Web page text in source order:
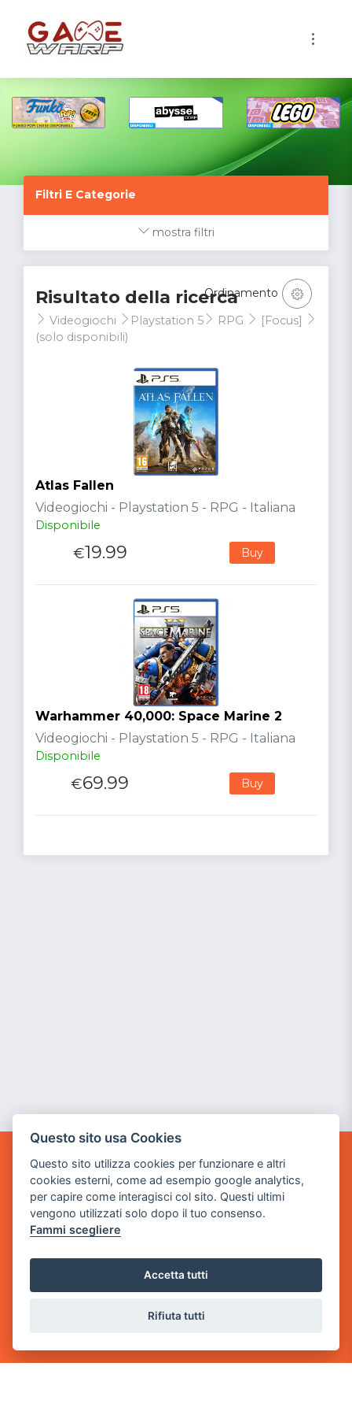
Filtri E Categorie
mostra filtri
Risultato della ricerca
Videogiochi Playstation 5 RPG
[Focus]
(solo disponibili)
Ordinamento
Atlas Fallen
Videogiochi - Playstation 5 - RPG - Italiana
Disponibile
€19.99 Buy
Warhammer 40,000: Space Marine 2
Videogiochi - Playstation 5 - RPG - Italiana
Disponibile
€69.99 Buy
GAME WARP
BY POWER GAME SRL
Sede Legale
via Villaggio dei Platani, 3
Questo sito usa Cookies
Questo sito utilizza cookies per funzionare e altri
cookies esterni, come ad esempio google analytics,
per capire come interagisci col sito. Questi ultimi
vengono utilizzati solo dopo il tuo consenso.
Fammi scegliere
Accetta tutti
Rifiuta tutti